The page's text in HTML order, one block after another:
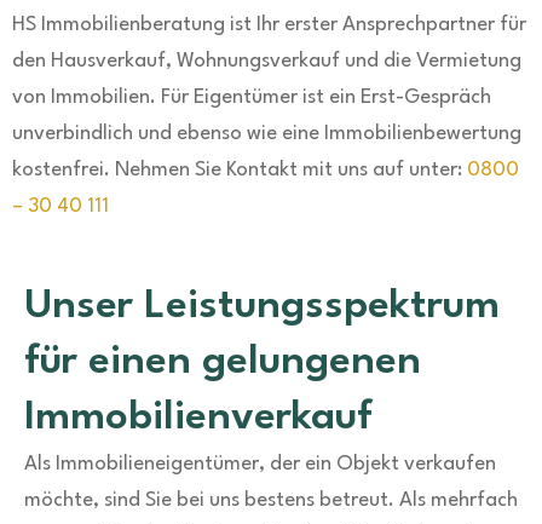
HS Immobilienberatung ist Ihr erster Ansprechpartner für
den Hausverkauf, Wohnungsverkauf und die Vermietung
von Immobilien. Für Eigentümer ist ein Erst-Gespräch
unverbindlich und ebenso wie eine Immobilienbewertung
kostenfrei. Nehmen Sie Kontakt mit uns auf unter: 0800
– 30 40 111
Unser Leistungsspektrum
für einen gelungenen
Immobilienverkauf
Als Immobilieneigentümer, der ein Objekt verkaufen
möchte, sind Sie bei uns bestens betreut. Als mehrfach